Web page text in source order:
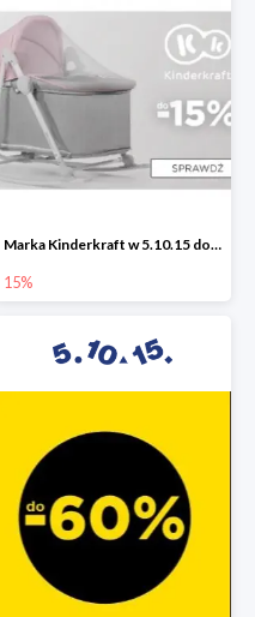
Marka Kinderkraft w 5.10.15 do -15%
15%